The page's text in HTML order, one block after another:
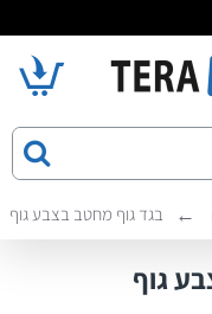
בגד גוף מחטב בצבע גוף
גוף